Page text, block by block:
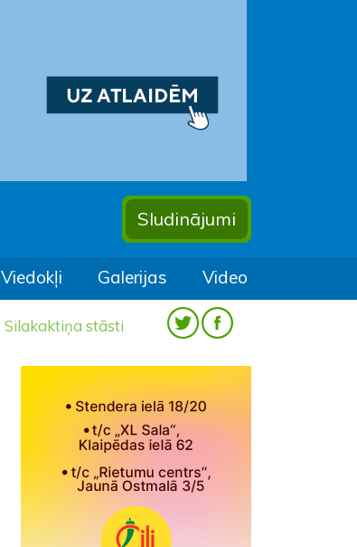
Sludinājumi
Viedokļi Galerijas Video
Silakaktiņa stāsti